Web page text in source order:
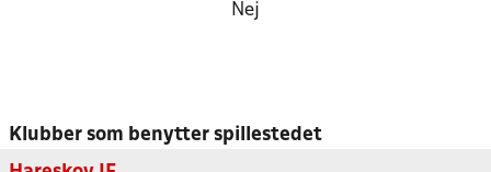
Nej
Klubber som benytter spillestedet